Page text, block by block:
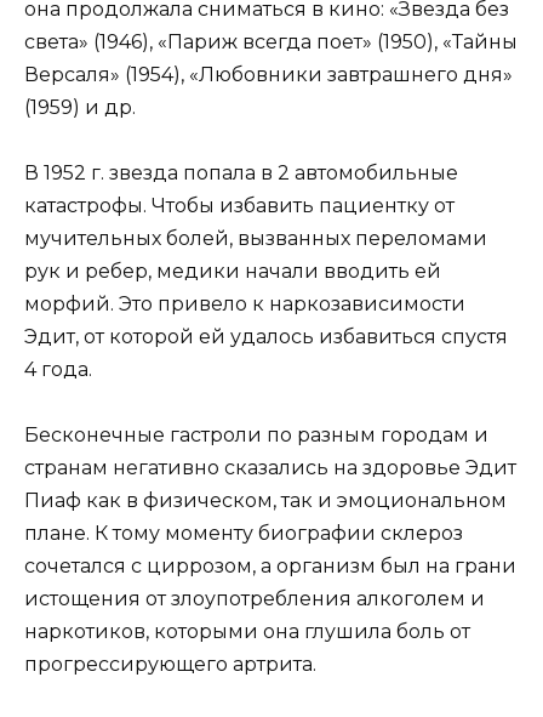
она продолжала сниматься в кино: «Звезда без
света» (1946), «Париж всегда поет» (1950), «Тайны
Версаля» (1954), «Любовники завтрашнего дня»
(1959) и др.
В 1952 г. звезда попала в 2 автомобильные
катастрофы. Чтобы избавить пациентку от
мучительных болей, вызванных переломами
рук и ребер, медики начали вводить ей
морфий. Это привело к наркозависимости
Эдит, от которой ей удалось избавиться спустя
4 года.
Бесконечные гастроли по разным городам и
странам негативно сказались на здоровье Эдит
Пиаф как в физическом, так и эмоциональном
плане. К тому моменту биографии склероз
сочетался с циррозом, а организм был на грани
истощения от злоупотребления алкоголем и
наркотиков, которыми она глушила боль от
прогрессирующего артрита.